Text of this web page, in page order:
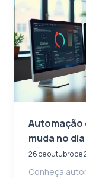
Automação
muda no
26 de outubro de
Conheça